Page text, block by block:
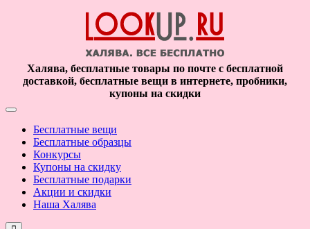
Халява, бесплатные товары по почте с бесплатной
доставкой, бесплатные вещи в интернете, пробники,
купоны на скидки
Бесплатные вещи
Бесплатные образцы
Конкурсы
Купоны на скидку
Бесплатные подарки
Акции и скидки
Наша Халява